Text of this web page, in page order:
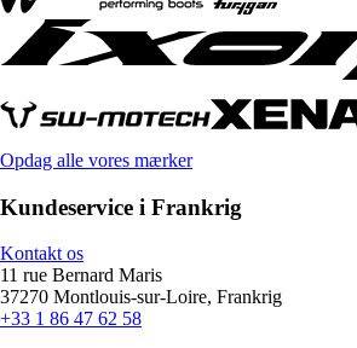
Opdag alle vores mærker
Kundeservice i Frankrig
Kontakt os
11 rue Bernard Maris
37270 Montlouis-sur-Loire, Frankrig
+33 1 86 47 62 58